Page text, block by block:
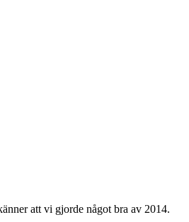
att vi gjorde något bra av 2014.